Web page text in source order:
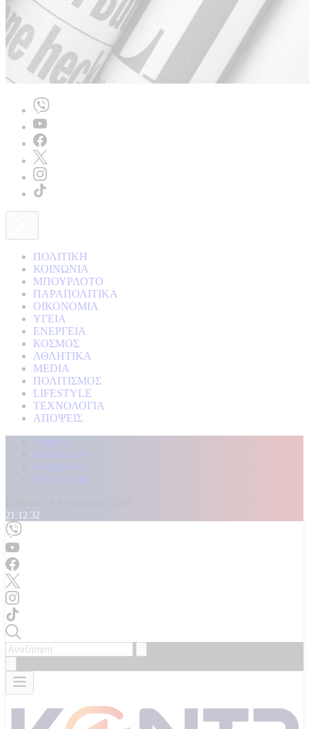
ΠΟΛΙΤΙΚΗ
ΚΟΙΝΩΝΙΑ
ΜΠΟΥΡΛΟΤΟ
ΠΑΡΑΠΟΛΙΤΙΚΑ
ΟΙΚΟΝΟΜΙΑ
ΥΓΕΙΑ
ΕΝΕΡΓΕΙΑ
ΚΟΣΜΟΣ
ΑΘΛΗΤΙΚΑ
MEDIA
ΠΟΛΙΤΙΣΜΟΣ
LIFESTYLE
ΤΕΧΝΟΛΟΓΙΑ
ΑΠΟΨΕΙΣ
Αρχική
Kontra Live
Καταγγελίες
Επικοινωνία
21:12:33